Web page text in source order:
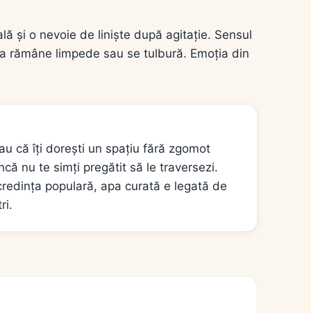
și o nevoie de liniște după agitație. Sensul
rămâne limpede sau se tulbură. Emoția din
că îți dorești un spațiu fără zgomot
nu te simți pregătit să le traversezi.
populară, apa curată e legată de